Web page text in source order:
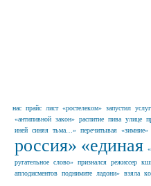
нас прайс лист «ростелеком» запустил
«антипивной закон» распитие пива улице
иней синяя тьма…» перечитывая «зимние»
россия» «единая
ругательное слово» признался режиссер
аплодисментов поднимите ладони» взяла